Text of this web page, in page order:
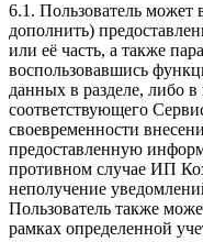
6.1. Пользователь
дополнить)
или её часть, а также
воспользовавшись
данных в разделе, либо в
соответствующего
своевременности
предоставленную
противном случае ИП
неполучение
Пользователь также
рамках определенной